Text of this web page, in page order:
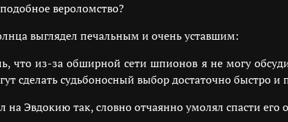
вероломство?
выглядел печальным и очень уставшим:
что из-за обширной сети шпионов я не могу
сделать судьбоносный выбор достаточно быстро
на Эвдокию так, словно отчаянно умолял спасти его